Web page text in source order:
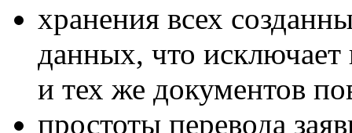
хранения всех
данных, что
и тех же документов
простоты перевода